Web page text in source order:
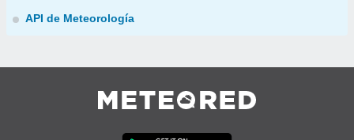
API de Meteorología